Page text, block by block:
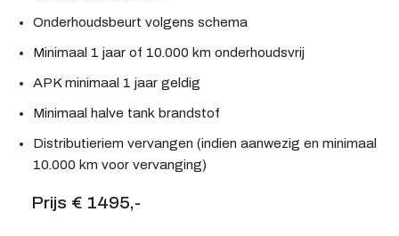
Onderhoudsbeurt volgens schema
Minimaal 1 jaar of 10.000 km onderhoudsvrij
APK minimaal 1 jaar geldig
Minimaal halve tank brandstof
Distributieriem vervangen (indien aanwezig en minimaal
10.000 km voor vervanging)
Prijs € 1495,-